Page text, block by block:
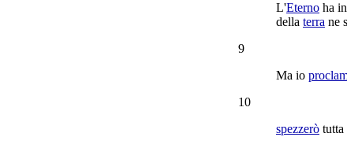
L'Eterno ha in
della terra ne
9
Ma io
10
spezzerò tutta